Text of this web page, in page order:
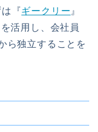
『ギークリー 』
活用し、会社員
ら独立することを